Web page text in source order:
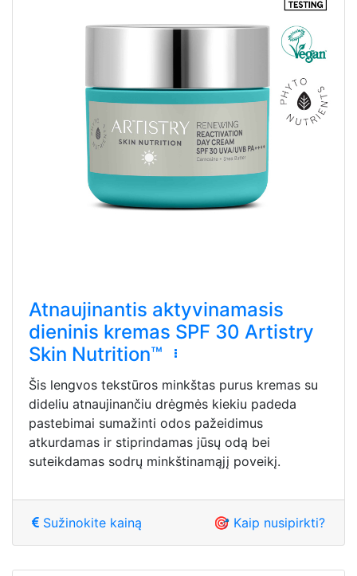
Atnaujinantis aktyvinamasis
dieninis kremas SPF 30 Artistry
Skin Nutrition™
Šis lengvos tekstūros minkštas purus kremas su
dideliu atnaujinančiu drėgmės kiekiu padeda
pastebimai sumažinti odos pažeidimus
atkurdamas ir stiprindamas jūsų odą bei
suteikdamas sodrų minkštinamąjį poveikį.
Sužinokite kainą 🎯 Kaip nusipirkti?